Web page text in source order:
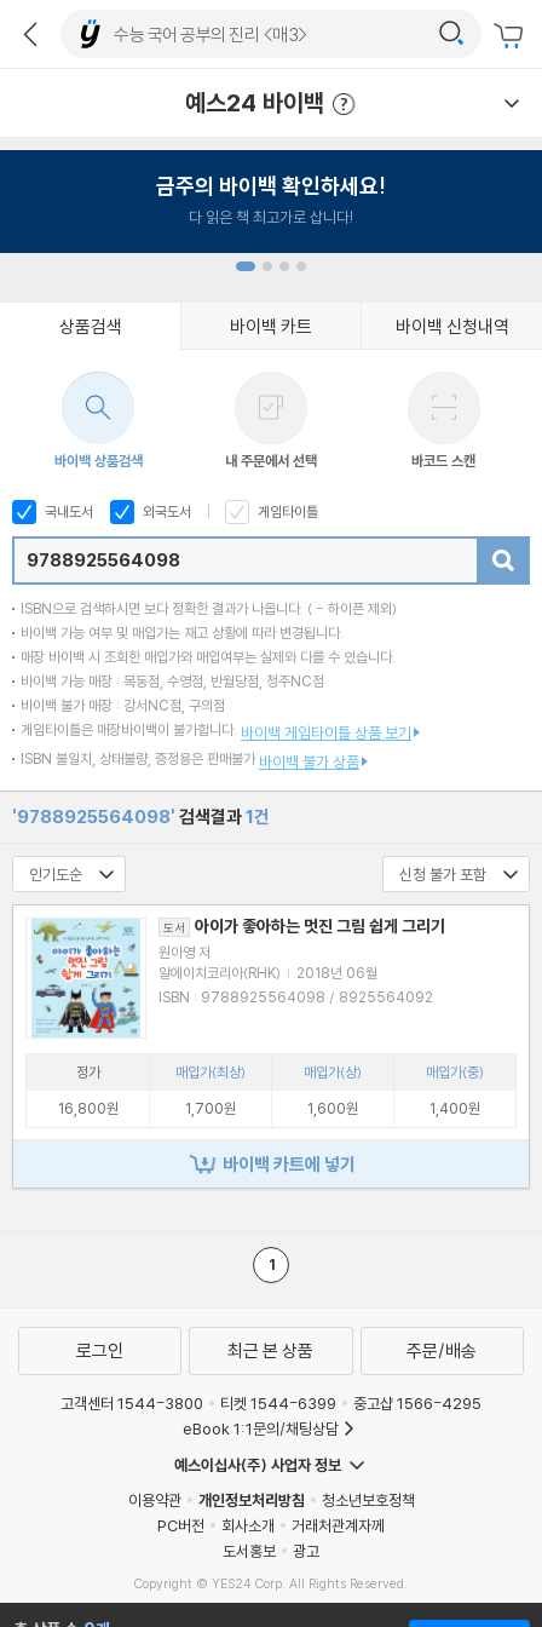
예스24 바이백
금주의 바이백 확인하세요!
다 읽은 책 최고가로 삽니다!
상품검색 바이백 카트 바이백 신청내역
바이백 상품검색 내 주문에서 선택 바코드 스캔
국내도서 외국도서 게임타이틀
ISBN으로 검색하시면 보다 정확한 결과가 나옵니다. ( - 하이픈 제외)
바이백 가능 여부 및 매입가는 재고 상황에 따라 변경됩니다.
매장 바이백 시 조회한 매입가와 매입여부는 실제와 다를 수 있습니다.
바이백 가능 매장 : 목동점, 수영점, 반월당점, 청주NC점
바이백 불가 매장 : 강서NC점, 구의점
게임타이틀은 매장바이백이 불가합니다. 바이백 게임타이틀 상품 보기
ISBN 불일치, 상태불량, 증정용은 판매불가 바이백 불가 상품
'9788925564098' 검색결과1건
도서 아이가 좋아하는 멋진 그림 쉽게 그리기
원아영 저
알에이치코리아(RHK) | 2018년 06월
ISBN : 9788925564098 / 8925564092
정가 매입가(최상) 매입가(상)
매입가(중)
16,800원
1,700원 1,600원 1,400원
바이백 카트에 넣기
1
로그인 최근 본 상품 주문/배송
고객센터 1544-3800 티켓 1544-6399
중고샵 1566-4295
eBook 1:1문의/채팅상담
예스이십사(주) 사업자 정보
이용약관
개인정보처리방침
청소년보호정책
PC버전
회사소개
거래처관계자께
도서홍보
광고
Copyright © YES24 Corp. All Rights Reserved.
MATOM15